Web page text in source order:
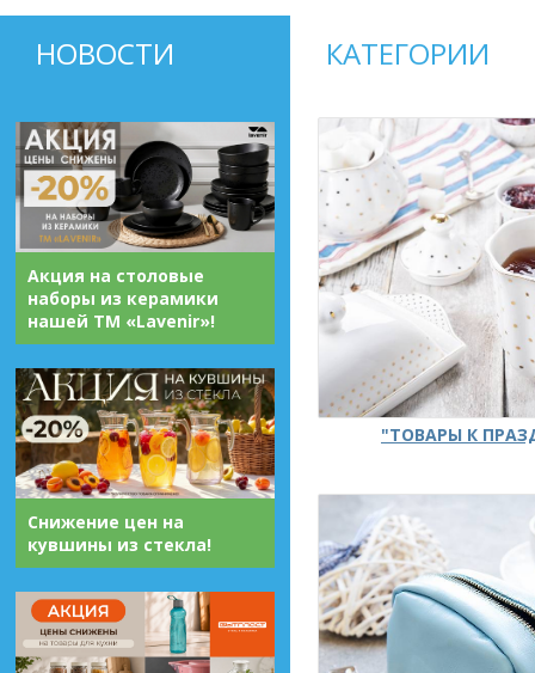
НОВОСТИ
Акция на столовые
наборы из керамики
нашей ТМ «Lavenir»!
Снижение цен на
кувшины из стекла!
КАТЕГОРИИ
"ТОВАРЫ К